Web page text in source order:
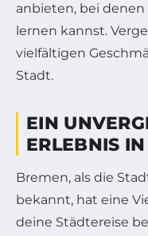
anbieten, bei denen
lernen kannst.
vielfältigen
Stadt.
EIN
ERLEBNIS
Bremen, als die
bekannt, hat eine
deine Städtereise